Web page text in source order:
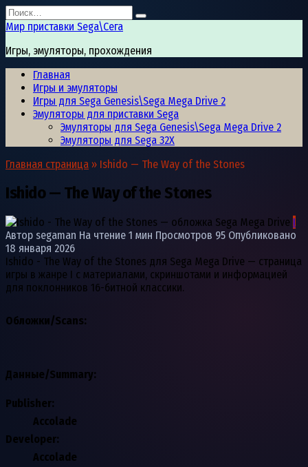
Перейти
к
содержанию
Search
for:
Мир приставки Sega\Сега
Игры, эмуляторы, прохождения
Главная
Игры и эмуляторы
Игры для Sega Genesis\Sega Mega Drive 2
Эмуляторы для приставки Sega
Эмуляторы для Sega Genesis\Sega Mega Drive 2
Эмуляторы для Sega 32X
Главная страница » Ishido — The Way of the Stones
Ishido — The Way of the Stones
I
Автор segaman На чтение 1 мин Просмотров 95 Опубликовано
18 января 2026
Ishido - The Way of the Stones для Sega Mega Drive — страница
игры в жанре I с материалами, скриншотами и информацией
для поклонников 16-битной классики.
Обложки/Scans:
Данные/Summary:
Publisher:
Accolade
Developer:
Accolade